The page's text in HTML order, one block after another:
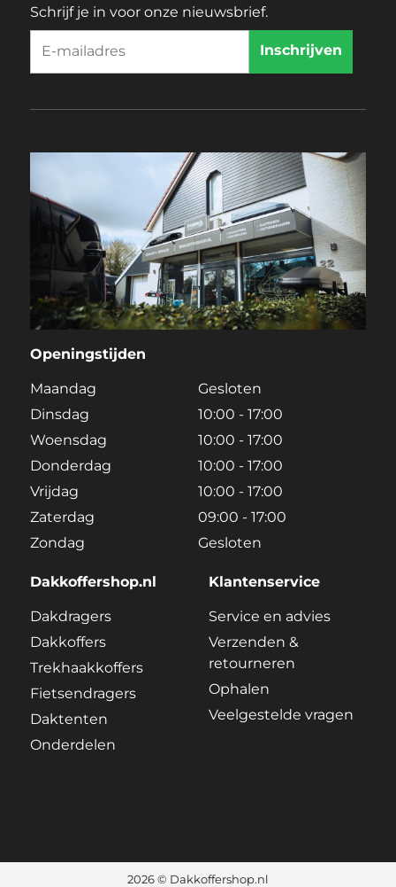
Schrijf je in voor onze nieuwsbrief.
Openingstijden
Maandag
Gesloten
Dinsdag
10:00 - 17:00
Woensdag
10:00 - 17:00
Donderdag
10:00 - 17:00
Vrijdag
10:00 - 17:00
Zaterdag
09:00 - 17:00
Zondag
Gesloten
Dakkoffershop.nl
Dakdragers
Dakkoffers
Trekhaakkoffers
Fietsendragers
Daktenten
Onderdelen
Klantenservice
Service en advies
Verzenden &
retourneren
Ophalen
Veelgestelde vragen
2026 © Dakkoffershop.nl